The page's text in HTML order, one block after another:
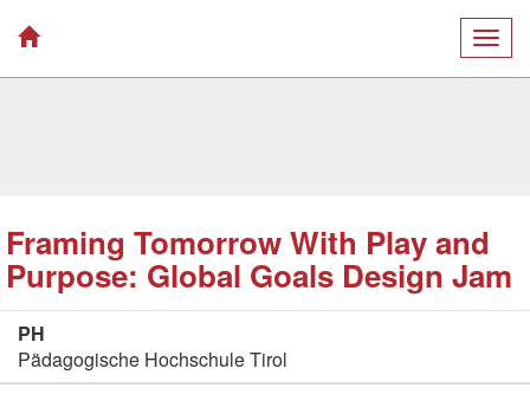
Framing Tomorrow With Play and
Purpose: Global Goals Design Jam
PH
Pädagogische Hochschule Tirol